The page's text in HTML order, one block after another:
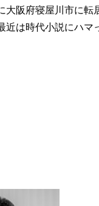
大阪府寝屋川市に転
近は時代小説にハマ